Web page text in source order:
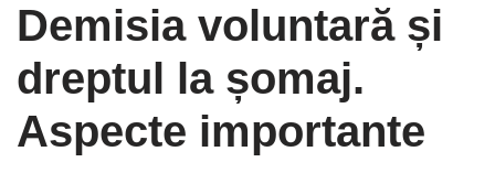
Demisia voluntară și
dreptul la șomaj.
Aspecte importante